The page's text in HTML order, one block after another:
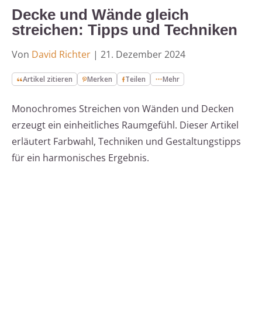
Decke und Wände gleich
streichen: Tipps und Techniken
Von David Richter | 21. Dezember 2024
Artikel zitieren Merken Teilen Mehr
Monochromes Streichen von Wänden und Decken
erzeugt ein einheitliches Raumgefühl. Dieser Artikel
erläutert Farbwahl, Techniken und Gestaltungstipps
für ein harmonisches Ergebnis.